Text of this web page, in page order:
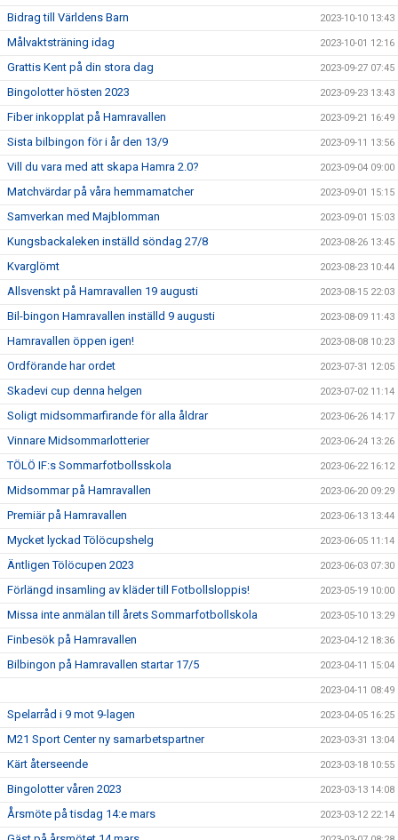
Bidrag till Världens Barn 2023-10-10 13:43
Målvaktsträning idag 2023-10-01 12:16
Grattis Kent på din stora dag 2023-09-27 07:45
Bingolotter hösten 2023 2023-09-23 13:43
Fiber inkopplat på Hamravallen 2023-09-21 16:49
Sista bilbingon för i år den 13/9 2023-09-11 13:56
Vill du vara med att skapa Hamra 2.0? 2023-09-04 09:00
Matchvärdar på våra hemmamatcher 2023-09-01 15:15
Samverkan med Majblomman 2023-09-01 15:03
Kungsbackaleken inställd söndag 27/8 2023-08-26 13:45
Kvarglömt 2023-08-23 10:44
Allsvenskt på Hamravallen 19 augusti 2023-08-15 22:03
Bil-bingon Hamravallen inställd 9 augusti 2023-08-09 11:43
Hamravallen öppen igen! 2023-08-08 10:23
Ordförande har ordet 2023-07-31 12:05
Skadevi cup denna helgen 2023-07-02 11:14
Soligt midsommarfirande för alla åldrar 2023-06-26 14:17
Vinnare Midsommarlotterier 2023-06-24 13:26
TÖLÖ IF:s Sommarfotbollsskola 2023-06-22 16:12
Midsommar på Hamravallen 2023-06-20 09:29
Premiär på Hamravallen 2023-06-13 13:44
Mycket lyckad Tölöcupshelg 2023-06-05 11:14
Äntligen Tölöcupen 2023 2023-06-03 07:30
Förlängd insamling av kläder till Fotbollsloppis! 2023-05-19 10:00
Missa inte anmälan till årets Sommarfotbollskola 2023-05-10 13:29
Finbesök på Hamravallen 2023-04-12 18:36
Bilbingon på Hamravallen startar 17/5 2023-04-11 15:04
2023-04-11 08:49
Spelarråd i 9 mot 9-lagen 2023-04-05 16:25
M21 Sport Center ny samarbetspartner 2023-03-31 13:04
Kärt återseende 2023-03-18 10:55
Bingolotter våren 2023 2023-03-13 14:08
Årsmöte på tisdag 14:e mars 2023-03-12 22:14